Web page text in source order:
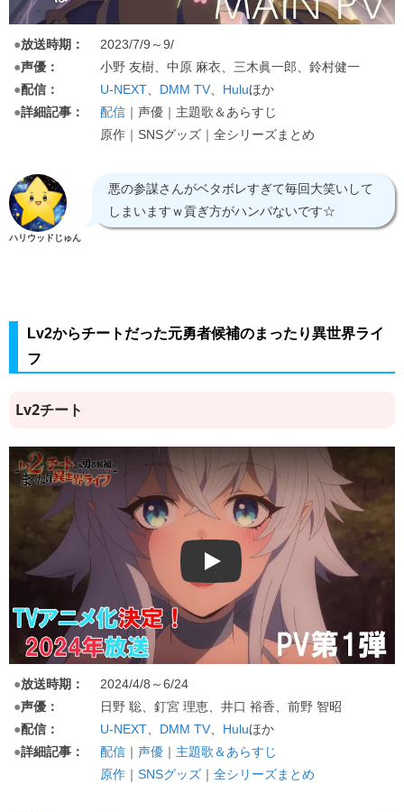
●放送時期：
2023/7/9～9/
●声優：
小野 友樹、中原 麻衣、三木眞一郎、鈴村健一
●配信： U-NEXT DMM TV Huluほか
●詳細記事： 配信 ｜声優｜主題歌＆あらすじ
原作｜SNSグッズ｜全シリーズまとめ
ハリウッドじゅん
悪の参謀さんがベタボレすぎて毎回大笑いして
しまいますｗ貢ぎ方がハンパないです☆
Lv2からチートだった元勇者候補のまったり異世界ライ
フ
Lv2チート
Play
●放送時期：
2024/4/8～6/24
●声優：
日野 聡、釘宮 理恵、井口 裕香、前野 智昭
●配信： U-NEXT DMM TV Huluほか
●詳細記事： 配信 ｜ 声優 ｜ 主題歌＆あらすじ
原作 ｜ SNSグッズ ｜ 全シリーズまとめ